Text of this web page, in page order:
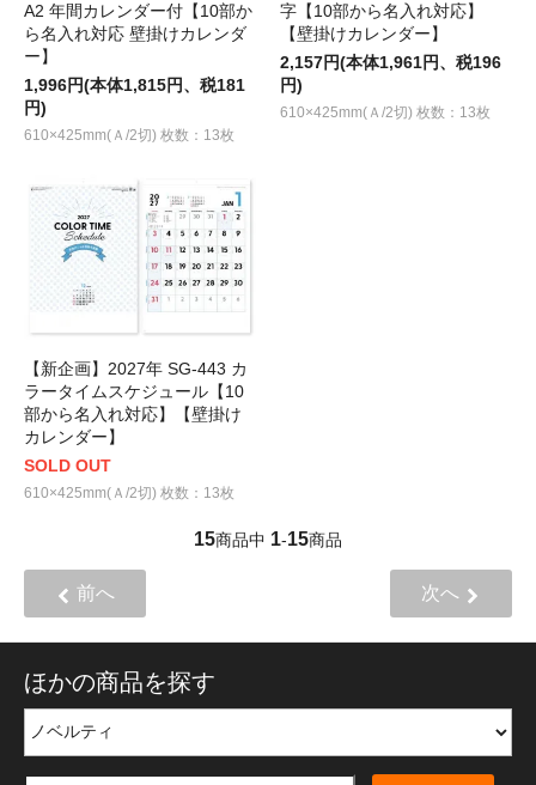
A2 年間カレンダー付【10部か
ら名入れ対応 壁掛けカレンダ
ー】
1,996円(本体1,815円、税181
円)
610×425mm(Ａ/2切) 枚数：13枚
字【10部から名入れ対応】
【壁掛けカレンダー】
2,157円(本体1,961円、税196
円)
610×425mm(Ａ/2切) 枚数：13枚
【新企画】2027年 SG-443 カ
ラータイムスケジュール【10
部から名入れ対応】【壁掛け
カレンダー】
SOLD OUT
610×425mm(Ａ/2切) 枚数：13枚
15商品中 1-15商品
前へ 次へ
ほかの商品を探す